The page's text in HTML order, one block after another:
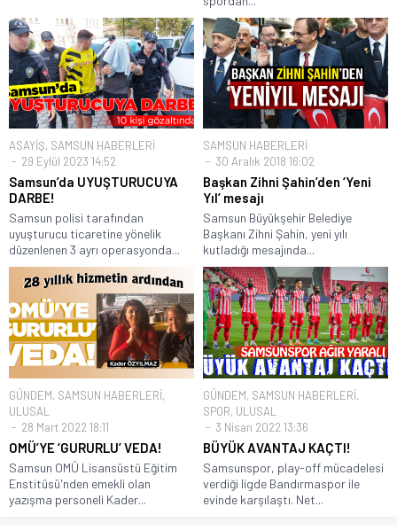
ASAYİŞ, SAMSUN HABERLERİ
29 Eylül 2023 14:52
Samsun’da UYUŞTURUCUYA
DARBE!
Samsun polisi tarafından
uyuşturucu ticaretine yönelik
düzenlenen 3 ayrı operasyonda...
SAMSUN HABERLERİ
30 Aralık 2018 16:02
Başkan Zihni Şahin’den ‘Yeni
Yıl’ mesajı
Samsun Büyükşehir Belediye
Başkanı Zihni Şahin, yeni yılı
kutladığı mesajında...
GÜNDEM, SAMSUN HABERLERİ,
ULUSAL
28 Mart 2022 18:11
OMÜ’YE ‘GURURLU’ VEDA!
Samsun OMÜ Lisansüstü Eğitim
Enstitüsü'nden emekli olan
yazışma personeli Kader...
GÜNDEM, SAMSUN HABERLERİ,
SPOR, ULUSAL
3 Nisan 2022 13:36
BÜYÜK AVANTAJ KAÇTI!
Samsunspor, play-off mücadelesi
verdiği ligde Bandırmaspor ile
evinde karşılaştı. Net...